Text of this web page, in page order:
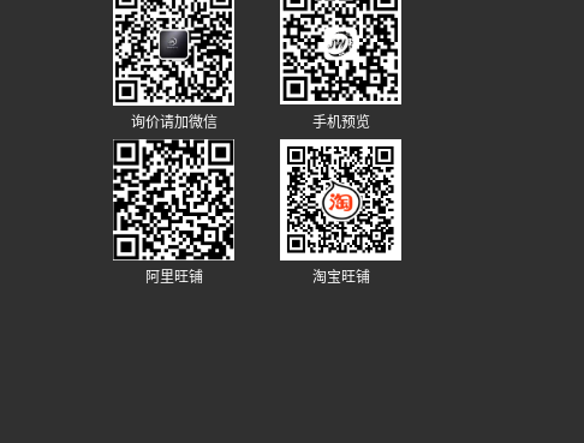
询价请加微信 手机预览
阿里旺铺 淘宝旺铺